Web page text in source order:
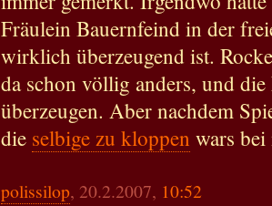
Fräulein Bauernfeind in der
wirklich überzeugend ist.
da schon völlig anders, und
überzeugen. Aber nachdem
die selbige zu kloppen wars
polissilop, 20.2.2007, 10:52